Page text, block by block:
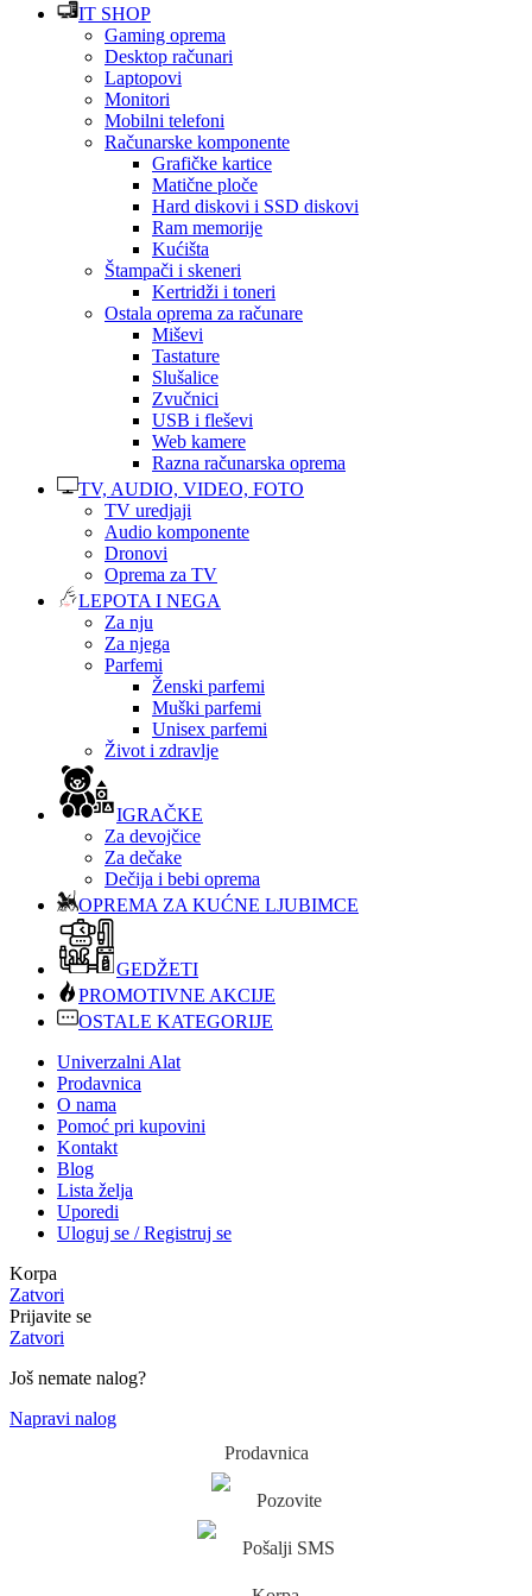
IT SHOP
Gaming oprema
Desktop računari
Laptopovi
Monitori
Mobilni telefoni
Računarske komponente
Grafičke kartice
Matične ploče
Hard diskovi i SSD diskovi
Ram memorije
Kućišta
Štampači i skeneri
Kertridži i toneri
Ostala oprema za računare
Miševi
Tastature
Slušalice
Zvučnici
USB i fleševi
Web kamere
Razna računarska oprema
TV, AUDIO, VIDEO, FOTO
TV uredjaji
Audio komponente
Dronovi
Oprema za TV
LEPOTA I NEGA
Za nju
Za njega
Parfemi
Ženski parfemi
Muški parfemi
Unisex parfemi
Život i zdravlje
IGRAČKE
Za devojčice
Za dečake
Dečija i bebi oprema
OPREMA ZA KUĆNE LJUBIMCE
GEDŽETI
PROMOTIVNE AKCIJE
OSTALE KATEGORIJE
Univerzalni Alat
Prodavnica
O nama
Pomoć pri kupovini
Kontakt
Blog
Lista želja
Uporedi
Uloguj se / Registruj se
Korpa
Zatvori
Prijavite se
Zatvori
Još nemate nalog?
Napravi nalog
Prodavnica
Pozovite
Pošalji SMS